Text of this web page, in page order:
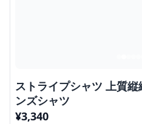
ストライプシャツ 上質
ンズシャツ
¥3,340